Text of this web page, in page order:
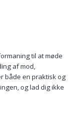
til at møde
af mod,
både en praktisk og
og lad dig ikke